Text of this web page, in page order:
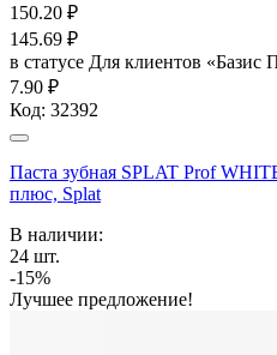
150.20 ₽
145.69 ₽
в статусе Для клиентов «Базис
7.90 ₽
Код: 32392
Паста зубная SPLAT Prof
плюс, Splat
В наличии:
24 шт.
-15%
Лучшее предложение!